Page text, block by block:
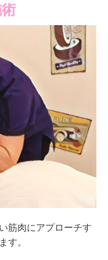
筋肉にアプローチす
す。